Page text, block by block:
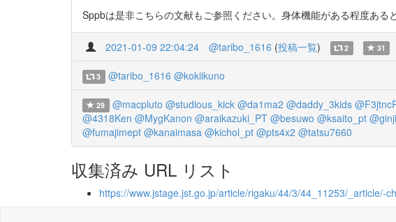
Sppbは是非こちらの文献もご参照ください。身体機能がある程度あ
2021-01-09 22:04:24 @taribo_1616 (投稿一覧) 2 31
3 @taribo_1616 @kokiikuno
29 @macpluto @studious_kick @da1ma2 @daddy_3kids
@4318Ken @MygKanon @araikazuki_PT @besuwo @ksaito_pt
@fumajimept @kanaimasa @kichol_pt @pts4x2 @tatsu7660
収集済み URL リスト
https://www.jstage.jst.go.jp/article/rigaku/44/3/44_11253/_article/-